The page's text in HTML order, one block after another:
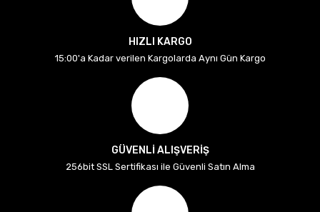
HIZLI KARGO
15:00'a Kadar verilen Kargolarda Aynı Gün Kargo
GÜVENLİ ALIŞVERİŞ
256bit SSL Sertifikası ile Güvenli Satın Alma